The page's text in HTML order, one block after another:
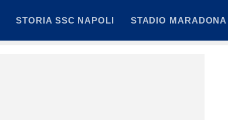
STORIA SSC NAPOLI STADIO MARADONA